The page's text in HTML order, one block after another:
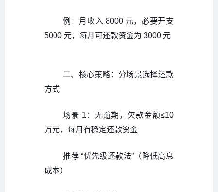
例：月收入 8000 元，必要开支
5000 元，每月可还款资金为 3000 元
二、核心策略：分场景选择还款
方式
场景 1：无逾期，欠款金额≤10
万元，每月有稳定还款资金
推荐 “优先级还款法”（降低高息
成本）